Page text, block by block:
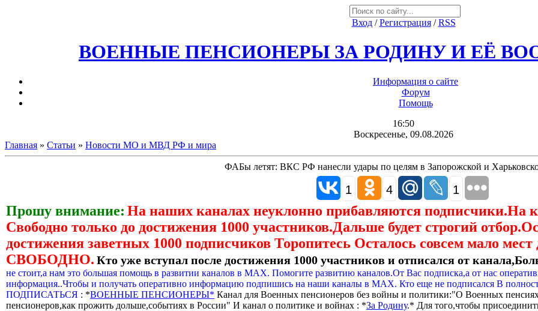
Вход/Регистрация/RSS
ВОЕННЫЕ ПЕНСИОНЕРЫ ЗА РОДИНУ И ЕЁ
Информация о сайте
Форум
Помощь
16:50
Воскресенье, 09.08.2026
Главная » Статьи » Новости МО и МВД РФ и мира
ФАБы летят: ВКС РФ нанесли удары по целям в Запорожской и
1 4 1
Прошу внимание: На наших каналах неуклонно прибавляются
Свободно только до достижения 1000 участников.Дальше будет строгий
достижения заветных 1000 подписчиков Торопитесь Осталось совсем мало
СВОБОДНО. Кто уже вступал после достижения 1000 участников и отписался от
не стоит,а нам это большая помощь в развитии каналов в МАХ. Помогите развитию каналов.От Вас подписка,а от нас
информация..Чтобы и получать оперативно информацию подпишись на наши каналы в МАХ. Кто еще не подписался В
ПОДПИСАТЬСЯ : *ВОЕННЫЕ ПЕНСИОНЕРЫ* Канал для Военных пенсионеров без войны и политики:"О Военных
пенсионеров,как прожить дольше,событиях в России" И канал о политике и войнах : *За Родину.* Для того,чтобы